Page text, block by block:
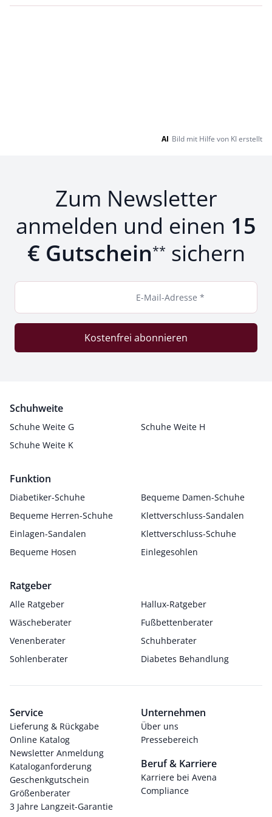
AI Bild mit Hilfe von KI erstellt
Zum Newsletter
anmelden und einen 15
€ Gutschein** sichern
E-Mail-Adresse *
Kostenfrei abonnieren
Schuhweite
Schuhe Weite G
Schuhe Weite H
Schuhe Weite K
Funktion
Diabetiker-Schuhe
Bequeme Damen-Schuhe
Bequeme Herren-Schuhe
Klettverschluss-Sandalen
Einlagen-Sandalen
Klettverschluss-Schuhe
Bequeme Hosen
Einlegesohlen
Ratgeber
Alle Ratgeber
Hallux-Ratgeber
Wäscheberater
Fußbettenberater
Venenberater
Schuhberater
Sohlenberater
Diabetes Behandlung
Service
Lieferung & Rückgabe
Online Katalog
Newsletter Anmeldung
Kataloganforderung
Geschenkgutschein
Größenberater
3 Jahre Langzeit-Garantie
Unternehmen
Über uns
Pressebereich
Beruf & Karriere
Karriere bei Avena
Compliance